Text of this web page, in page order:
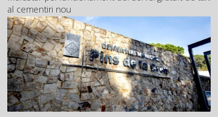
al cementiri nou